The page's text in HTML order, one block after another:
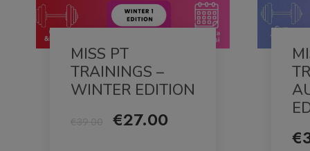
MISS PT
TRAININGS –
WINTER EDITION
€27.00